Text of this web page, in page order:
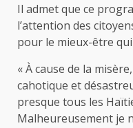
Il admet que ce
l’attention des
pour le mieux-être
« À cause de la
cahotique et
presque tous les
Malheureusement je